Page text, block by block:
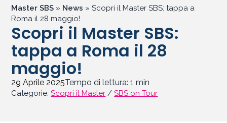
Master SBS » News » Scopri il Master SBS: tappa a
Roma il 28 maggio!
Scopri il Master SBS:
tappa a Roma il 28
maggio!
29 Aprile 2025Tempo di lettura:1 min
Categorie:Scopri il Master /SBS on Tour